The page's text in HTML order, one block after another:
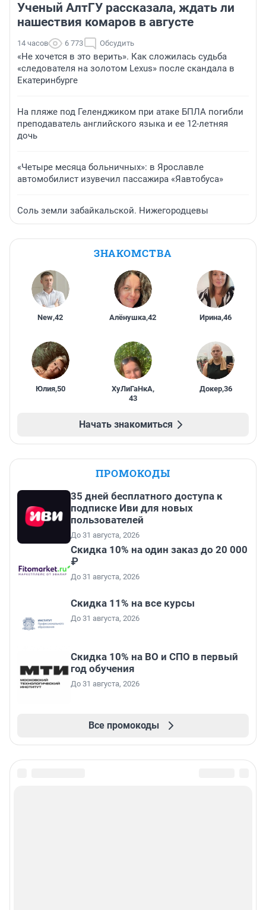
Ученый АлтГУ рассказала, ждать ли
нашествия комаров в августе
14 часов 6 773 Обсудить
«Не хочется в это верить». Как сложилась судьба
«следователя на золотом Lexus» после скандала в
Екатеринбурге
На пляже под Геленджиком при атаке БПЛА погибли
преподаватель английского языка и ее 12-летняя
дочь
«Четыре месяца больничных»: в Ярославле
автомобилист изувечил пассажира «Яавтобуса»
Соль земли забайкальской. Нижегородцевы
ЗНАКОМСТВА
New,42 Алёнушка,42 Ирина,46
Юлия,50 ХуЛиГаНкА,
43
Докер,36
Начать знакомиться
ПРОМОКОДЫ
35 дней бесплатного доступа к
подписке Иви для новых
пользователей
До 31 августа, 2026
Скидка 10% на один заказ до 20 000
₽
До 31 августа, 2026
Скидка 11% на все курсы
До 31 августа, 2026
Скидка 10% на ВО и СПО в первый
год обучения
До 31 августа, 2026
Все промокоды